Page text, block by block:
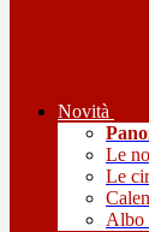
Novità
Le
Le
Albo